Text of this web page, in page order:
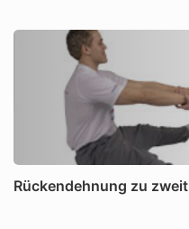
Rückendehnung zu zweit